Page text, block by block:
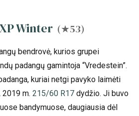
Winter (★53)
bendrovė, kurios grupei
padangų gamintoja “Vredestein”.
kuriai netgi pavyko laimėti
2019 m. 215/60 R17 dydžio. Ji buvo
bandymuose, daugiausia dėl